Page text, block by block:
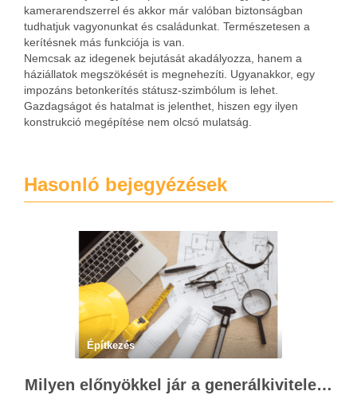
kamerarendszerrel és akkor már valóban biztonságban
tudhatjuk vagyonunkat és családunkat. Természetesen a
kerítésnek más funkciója is van.
Nemcsak az idegenek bejutását akadályozza, hanem a
háziállatok megszökését is megnehezíti. Ugyanakkor, egy
impozáns betonkerítés státusz-szimbólum is lehet.
Gazdagságot és hatalmat is jelenthet, hiszen egy ilyen
konstrukció megépítése nem olcsó mulatság.
Hasonló bejegyézések
Építkezés
Milyen előnyökkel jár a generálkivitelezés kulcsrakész megoldásokkal?